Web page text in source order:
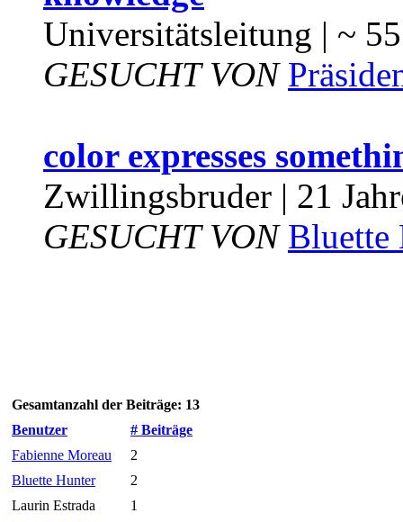
Universitätsleitung | ~
GESUCHT VON
color expresses
Zwillingsbruder | 21
GESUCHT VON Bluette
Gesamtanzahl der Beiträge: 13
Benutzer
# Beiträge
Fabienne Moreau
2
Bluette Hunter
2
Laurin Estrada
1